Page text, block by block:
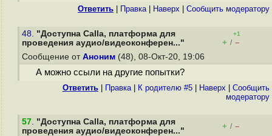
Ответить Правка| Наверх Cообщить модератору
48. "Доступна Calla, платформа для
проведения аудио/видеоконферен..."
+1
+ / –
Сообщение от Аноним (48), 08-Окт-20, 19:06
А можно ссыли на другие попытки?
Ответить Правка| К родителю #5 Наверх
Cообщить
модератору
57. "Доступна Calla, платформа для
проведения аудио/видеоконферен..."
+ / –